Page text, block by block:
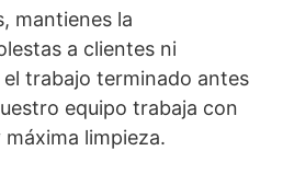
mantienes la
a clientes ni
trabajo terminado antes
equipo trabaja con
limpieza.